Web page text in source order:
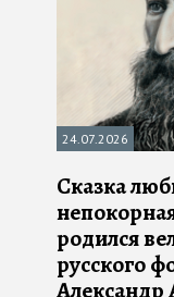
24.07.2026
Сказка
родился
русского
Александр